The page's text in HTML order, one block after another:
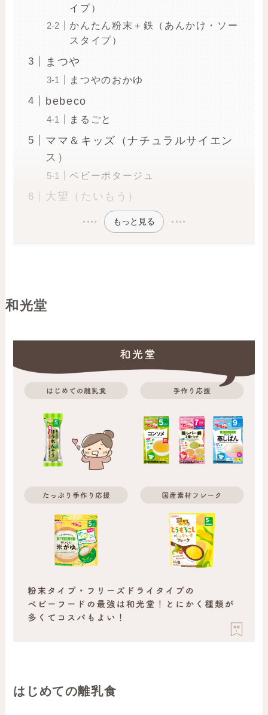
イプ）
かんたん粉末＋鉄（あんかけ・ソー
スタイプ）
まつや
まつやのおかゆ
bebeco
まるごと
ママ＆キッズ（ナチュラルサイエン
ス）
ベビーポタージュ
大望（たいもう）
もっと見る
和光堂
はじめての離乳食